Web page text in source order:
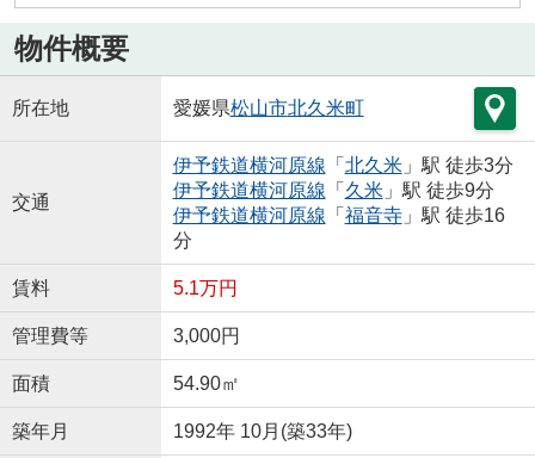
物件概要
所在地 愛媛県松山市北久米町
交通
伊予鉄道横河原線 「 北久米」駅 徒歩3分
伊予鉄道横河原線 「 久米」駅 徒歩9分
伊予鉄道横河原線 「 福音寺」駅 徒歩16
分
賃料 5.1万円
管理費等 3,000円
面積 54.90㎡
築年月 1992年 10月(築33年)